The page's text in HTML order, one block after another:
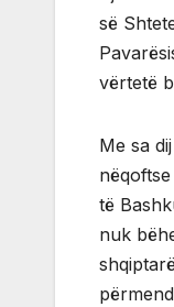
së
vërtetë
Me sa
të
nuk